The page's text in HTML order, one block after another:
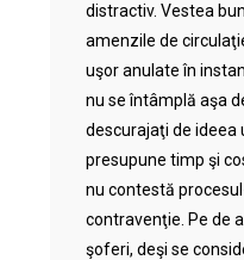
distractiv. Vestea
amenzile de
uşor anulate în
nu se întâmplă aşa
descurajaţi de ideea
presupune timp şi
nu contestă
contravenţie. Pe de
şoferi, deşi se